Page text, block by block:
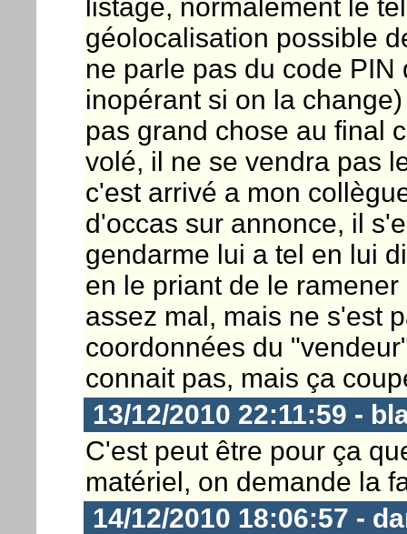
listage, normalement le
géolocalisation possible
ne parle pas du code
inopérant si on la
pas grand chose au final
volé, il ne se vendra pas
c'est arrivé a mon
d'occas sur annonce, il
gendarme lui a tel en lui
en le priant de le
assez mal, mais ne s'est
coordonnées du
connait pas, mais ça
13/12/2010 22:11:59 -
C'est peut être pour ça
matériel, on demande la
14/12/2010 18:06:57 -